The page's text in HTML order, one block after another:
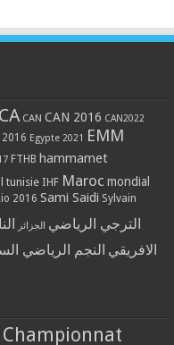
CA CAN CAN 2016 CAN2022
2016 Egypte 2021 EMM
FTHB hammamet
tunisie IHF Maroc mondial
2016 Sami Saidi Sylvain
الترجي الرياضي الجزائر
الافريقي النجم الرياضي
Championnat